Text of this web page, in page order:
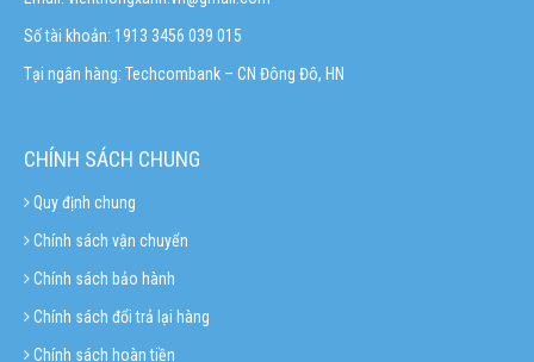
Số tài khoản: 1913 3456 039 015
Tại ngân hàng: Techcombank – CN Đông Đô, HN
CHÍNH SÁCH CHUNG
Quy định chung
Chính sách vận chuyển
Chính sách bảo hành
Chính sách đổi trả lại hàng
Chính sách hoàn tiền